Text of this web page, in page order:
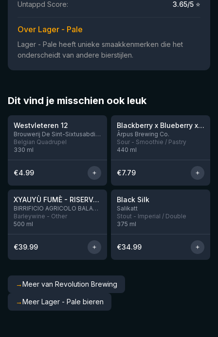
Untappd Score:
3.65/5 ⭐
Over Lager - Pale
Lager - Pale heeft unieke smaakkenmerken die het
onderscheidt van andere bierstijlen.
Dit vind je misschien ook leuk
★4.46
Westvleteren 12
Brouwerij De Sint-Sixtusabdij van Westvleteren
Belgian Quadrupel
330 ml
€4.99
Nog 9
★4.3
Blackberry x Blueberry x Mango x Pineapple x Peanut Butter Smoothie Sour Ale
Ārpus Brewing Co.
Sour - Smoothie / Pastry
440 ml
€7.79
★ 4.48
XYAUYÙ FUMÈ - RISERVA 2019
BIRRIFICIO AGRICOLO BALADIN - Baladin Indipendente Italian Farm Brewery
Barleywine - Other
500 ml
€39.99
★ 4.53
Black Silk
Salikatt
Stout - Imperial / Double
375 ml
€34.99
→Meer van Revolution Brewing
→Meer Lager - Pale bieren